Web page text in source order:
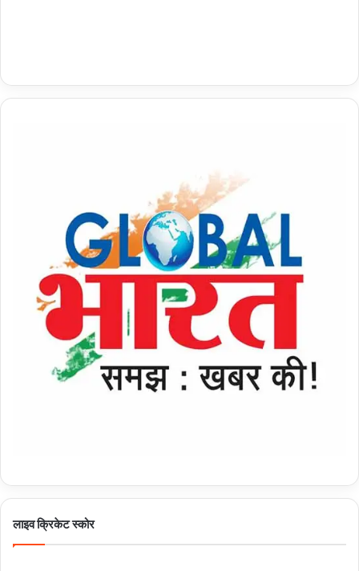
लाइव क्रिकेट स्कोर